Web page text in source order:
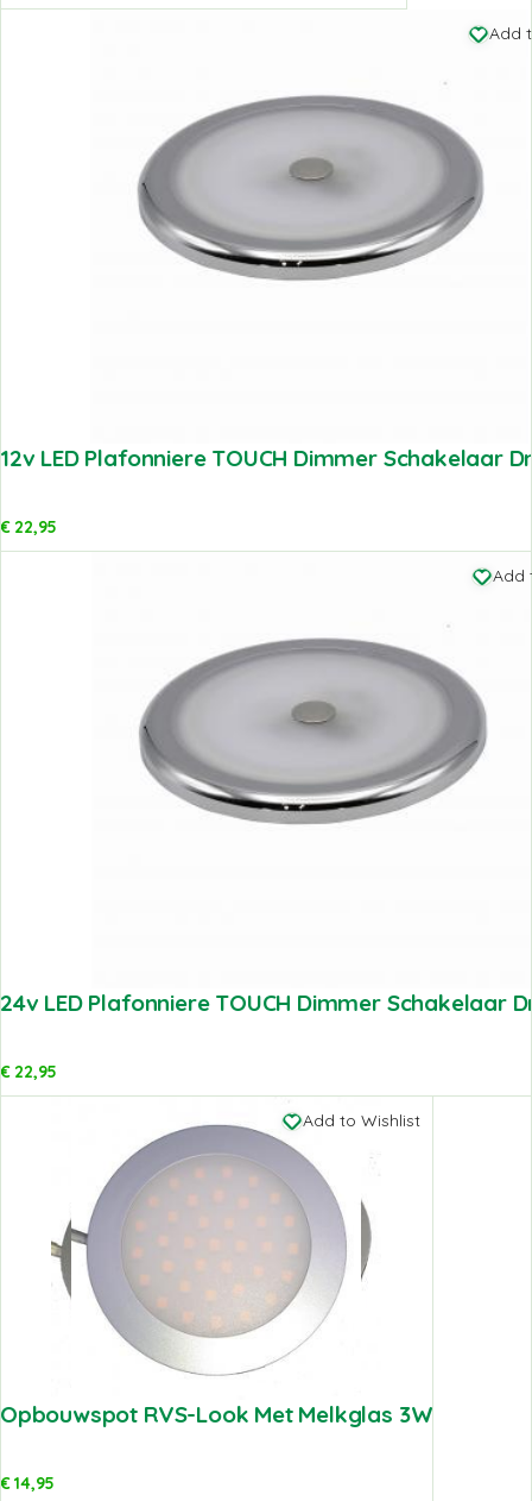
Add
12v LED Plafonniere TOUCH Dimmer Schakelaar
€22,95
Add
24v LED Plafonniere TOUCH Dimmer Schakelaar
€22,95
Add to Wishlist
Opbouwspot RVS-Look Met Melkglas 3W
€14,95